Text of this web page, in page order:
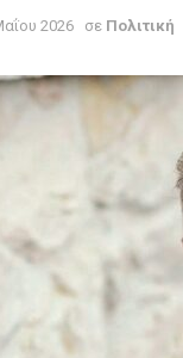
2026 σε Πολιτική